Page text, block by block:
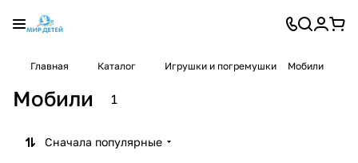
Главная Каталог Игрушки и погремушки Мобили
Мобили 1
Сначала популярные